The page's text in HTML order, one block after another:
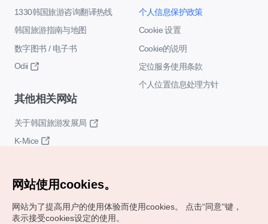
1330韩国旅游咨询翻译热线
韩国旅游指南与地图
数字图书 / 电子书
Odii
个人信息保护政策
Cookie 设置
Cookie的说明
定位服务使用条款
个人位置信息处理方针
其他相关网站
关于韩国旅游发展局
K-Mice
网站使用cookies。
网站为了提高用户的使用体验而使用cookies。
点击“同意"键，
表示接受cookies设定的使用。